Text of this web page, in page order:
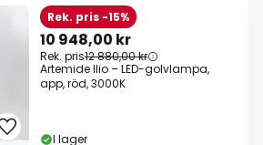
10 948,00 kr
Rek. pris12 880,00 kr
Rek. pris -15%
Artemide Ilio – LED-golvlampa,
app, röd, 3000K
I lager